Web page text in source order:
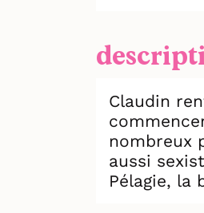
Claudin
nombreux
aussi
Pélagie,